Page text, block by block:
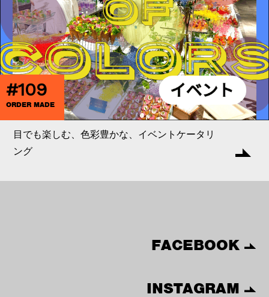
#109
ORDER MADE
目でも楽しむ、色彩豊かな、イベントケータリ
ング
FACEBOOK
INSTAGRAM